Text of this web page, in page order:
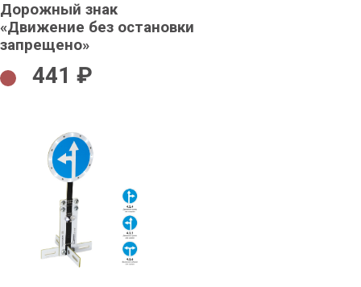
Дорожный знак
«Движение без остановки
запрещено»
441 ₽